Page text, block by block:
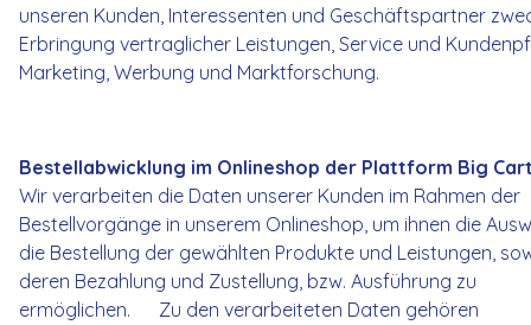
unseren Kunden, Interessenten und Geschäftspartner
Erbringung vertraglicher Leistungen, Service und
Marketing, Werbung und Marktforschung.
Bestellabwicklung im Onlineshop der Plattform Big
Wir verarbeiten die Daten unserer Kunden im Rahmen der
Bestellvorgänge in unserem Onlineshop, um ihnen die
die Bestellung der gewählten Produkte und Leistungen,
deren Bezahlung und Zustellung, bzw. Ausführung zu
ermöglichen. Zu den verarbeiteten Daten gehören